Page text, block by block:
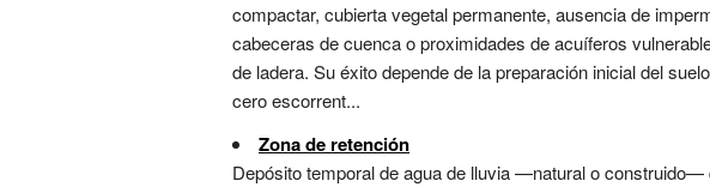
compactar, cubierta vegetal permanente, ausencia de
cabeceras de cuenca o proximidades de acuíferos
de ladera. Su éxito depende de la preparación inicial del
cero escorrent...
Zona de retención
Depósito temporal de agua de lluvia —natural o